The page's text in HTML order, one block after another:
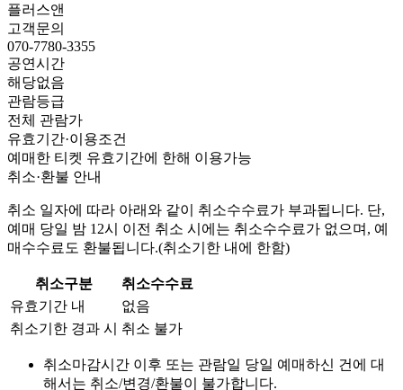
플러스앤
고객문의
070-7780-3355
공연시간
해당없음
관람등급
전체 관람가
유효기간·이용조건
예매한 티켓 유효기간에 한해 이용가능
취소·환불 안내
취소 일자에 따라 아래와 같이 취소수수료가 부과됩니다. 단,
예매 당일 밤 12시 이전 취소 시에는 취소수수료가 없으며, 예
매수수료도 환불됩니다.(취소기한 내에 한함)
취소구분
취소수수료
유효기간 내
없음
취소기한 경과 시
취소 불가
취소마감시간 이후 또는 관람일 당일 예매하신 건에 대
해서는 취소/변경/환불이 불가합니다.